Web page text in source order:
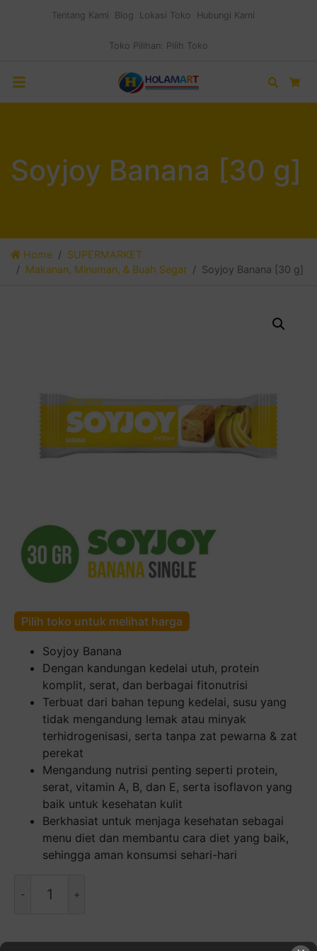
Tentang Kami Blog Lokasi Toko Hubungi Kami
Toko Pilihan: Pilih Toko
Search
Soyjoy Banana [30 g]
Home
SUPERMARKET
Makanan, Minuman, & Buah Segar
Soyjoy Banana [30 g]
Pilih toko untuk melihat harga
Soyjoy Banana
Dengan kandungan kedelai utuh, protein
komplit, serat, dan berbagai fitonutrisi
Terbuat dari bahan tepung kedelai, susu yang
tidak mengandung lemak atau minyak
terhidrogenisasi, serta tanpa zat pewarna & zat
perekat
Mengandung nutrisi penting seperti protein,
serat, vitamin A, B, dan E, serta isoflavon yang
baik untuk kesehatan kulit
Berkhasiat untuk menjaga kesehatan sebagai
menu diet dan membantu cara diet yang baik,
sehingga aman konsumsi sehari-hari
Soyjoy